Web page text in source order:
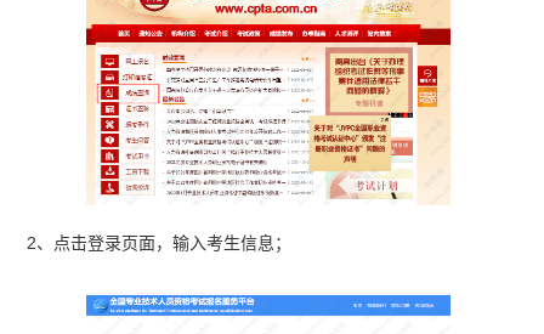
2、点击登录页面，输入考生信息；